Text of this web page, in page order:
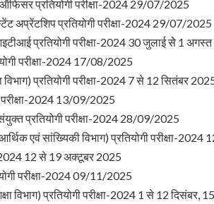
प्रतियोगी परीक्षा-2024 29/07/2025
अप्रेंटशिप प्रतियोगी परीक्षा-2024 29/07/2025
प्रतियोगी परीक्षा-2024 30 जुलाई सेे 1
परीक्षा-2024 17/08/2025
विभाग) प्रतियोगी परीक्षा-2024 7 से 12 सितंबर
2024 13/09/2025
प्रतियोगी परीक्षा-2024 28/09/2025
एवं सांख्यिकी विभाग) प्रतियोगी परीक्षा-
2024 12 से 19 अक्टूबर 2025
परीक्षा-2024 09/11/2025
विभाग) प्रतियोगी परीक्षा-2024 1 से 12 दिसंबर,